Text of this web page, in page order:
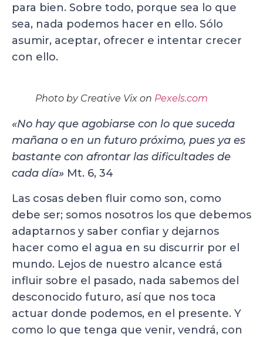
para bien. Sobre todo, porque sea lo que
sea, nada podemos hacer en ello. Sólo
asumir, aceptar, ofrecer e intentar crecer
con ello.
Photo by Creative Vix on Pexels.com
«No hay que agobiarse con lo que suceda
mañana o en un futuro próximo, pues ya es
bastante con afrontar las dificultades de
cada día» Mt. 6, 34
Las cosas deben fluir como son, como
debe ser; somos nosotros los que debemos
adaptarnos y saber confiar y dejarnos
hacer como el agua en su discurrir por el
mundo. Lejos de nuestro alcance está
influir sobre el pasado, nada sabemos del
desconocido futuro, así que nos toca
actuar donde podemos, en el presente. Y
como lo que tenga que venir, vendrá, con